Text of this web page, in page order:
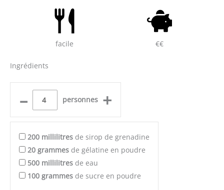
facile €€
Ingrédients
– personnes +
200 millilitres de sirop de grenadine
20 grammes de gélatine en poudre
500 millilitres de eau
100 grammes de sucre en poudre